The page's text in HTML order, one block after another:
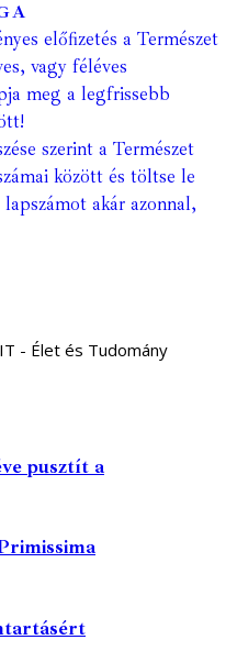
előfizetés a Természet
vagy féléves
meg a legfrissebb
szerint a Természet
között és töltse le
akár azonnal,
- Élet és Tudomány
pusztít a